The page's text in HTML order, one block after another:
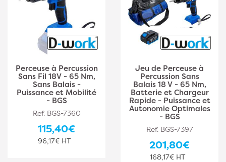
Perceuse à Percussion
Sans Fil 18V - 65 Nm,
Sans Balais -
Puissance et Mobilité
- BGS
Ref. BGS-7360
115,40€
96,17€ HT
Jeu de Perceuse à
Percussion Sans
Balais 18 V - 65 Nm,
Batterie et Chargeur
Rapide - Puissance et
Autonomie Optimales
- BGS
Ref. BGS-7397
201,80€
168,17€ HT